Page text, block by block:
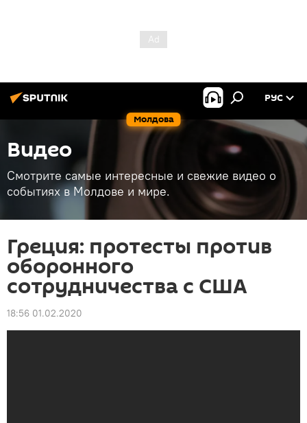
Молдова
РУС
Видео
Смотрите самые интересные и свежие видео о
событиях в Молдове и мире.
Греция: протесты против
оборонного
сотрудничества с США
18:56 01.02.2020